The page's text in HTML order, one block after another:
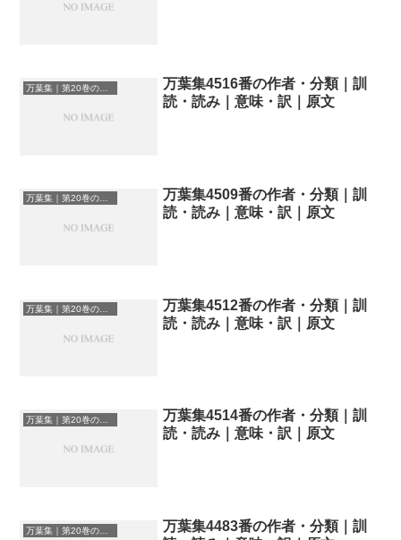
万葉集｜第20巻の和歌一覧
万葉集4516番の作者・分類｜訓
読・読み｜意味・訳｜原文
万葉集｜第20巻の和歌一覧
万葉集4509番の作者・分類｜訓
読・読み｜意味・訳｜原文
万葉集｜第20巻の和歌一覧
万葉集4512番の作者・分類｜訓
読・読み｜意味・訳｜原文
万葉集｜第20巻の和歌一覧
万葉集4514番の作者・分類｜訓
読・読み｜意味・訳｜原文
万葉集｜第20巻の和歌一覧
万葉集4483番の作者・分類｜訓